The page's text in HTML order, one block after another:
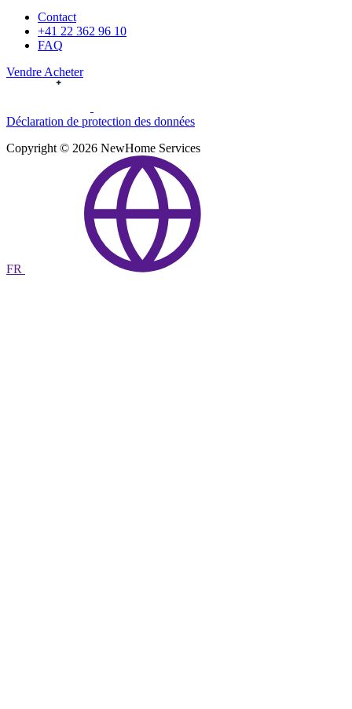
Contact
+41 22 362 96 10
FAQ
Vendre Acheter
Déclaration de protection des données
Copyright © 2026 NewHome Services
FR